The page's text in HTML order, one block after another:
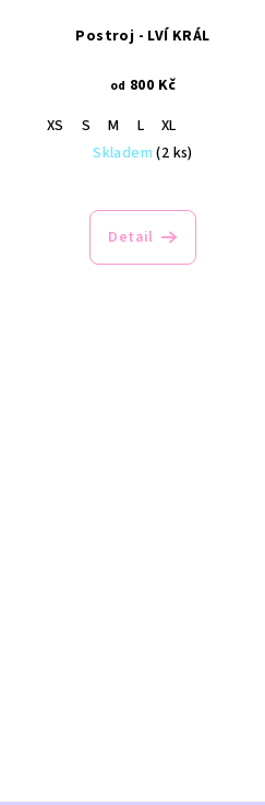
Postroj - LVÍ KRÁL
od 800 Kč
XS
S M L
XL
Skladem(2 ks)
Detail